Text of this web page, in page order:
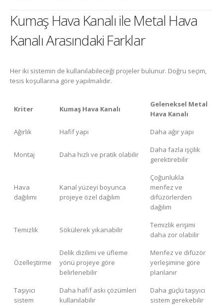
Kumaş Hava Kanalı ile Metal Hava
Kanalı Arasındaki Farklar
Her iki sistemin de kullanılabileceği projeler bulunur. Doğru seçim,
tesis koşullarına göre yapılmalıdır.
Kriter Kumaş Hava Kanalı
Geleneksel Metal
Hava Kanalı
Ağırlık
Hafif yapı Daha ağır yapı
Montaj Daha hızlı ve pratik olabilir
Daha fazla işçilik
gerektirebilir
Hava
dağılımı
Kanal yüzeyi boyunca
projeye özel dağılım
Çoğunlukla
menfez ve
difüzörlerden
dağılım
Temizlik Sökülerek yıkanabilir
Temizlik erişimi
daha zor olabilir
Özelleştirme
Delik dizilimi ve üfleme
yönü projeye göre
belirlenebilir
Menfez ve difüzör
yerleşimine göre
planlanır
Taşıyıcı
sistem
Daha hafif askı çözümleri
kullanılabilir
Daha güçlü taşıyıcı
sistem gerekebilir